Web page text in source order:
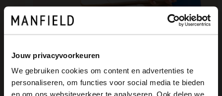
Jouw privacyvoorkeuren
We gebruiken cookies om content en advertenties te
personaliseren, om functies voor social media te bieden